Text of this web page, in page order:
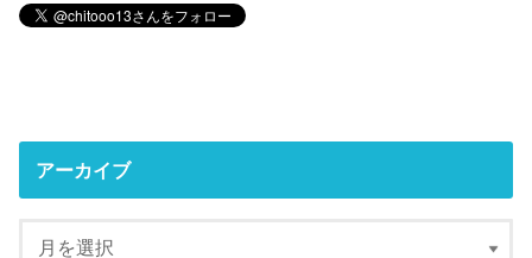
アーカイブ